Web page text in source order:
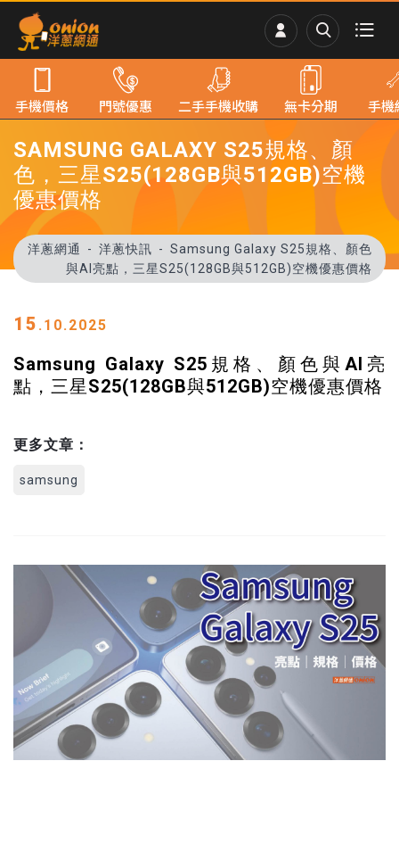
SAMSUNG GALAXY S25規格、顏
色，三星S25(128GB與512GB)空機
優惠價格
洋蔥網通 洋蔥快訊
Samsung Galaxy S25規格、顏色
與AI亮點，三星S25(128GB與512GB)空機優惠價格
15 .10.2025
Samsung Galaxy S25規格、顏色與AI亮
點，三星S25(128GB與512GB)空機優惠價格
更多文章：
samsung
手機價格 門號優惠 二手手機收購 無卡分期 手機